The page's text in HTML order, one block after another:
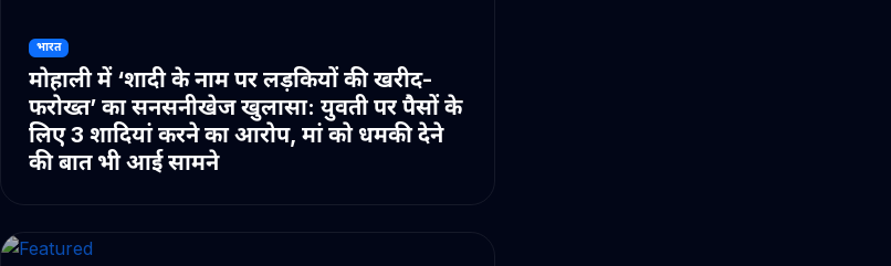
भारत
मोहाली में ‘शादी के नाम पर लड़कियों की खरीद-
फरोख्त’ का सनसनीखेज खुलासा: युवती पर पैसों के
लिए 3 शादियां करने का आरोप, मां को धमकी देने
की बात भी आई सामने